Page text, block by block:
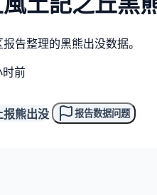
告整理的黑熊出没数据。
时前
报熊出没 报告数据问题